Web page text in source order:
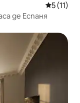
Средна
5 (11)
де Еспаня